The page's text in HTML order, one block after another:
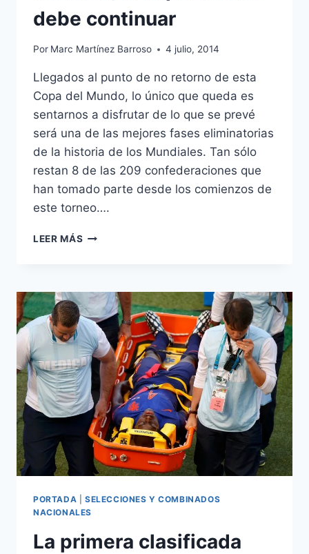
debe continuar
Por Marc Martínez Barroso 4 julio, 2014
Llegados al punto de no retorno de esta
Copa del Mundo, lo único que queda es
sentarnos a disfrutar de lo que se prevé
será una de las mejores fases eliminatorias
de la historia de los Mundiales. Tan sólo
restan 8 de las 209 confederaciones que
han tomado parte desde los comienzos de
este torneo….
LEER MÁS AHORA
DEBE
CONTINUAR
PORTADA
SELECCIONES Y COMBINADOS
NACIONALES
La primera clasificada